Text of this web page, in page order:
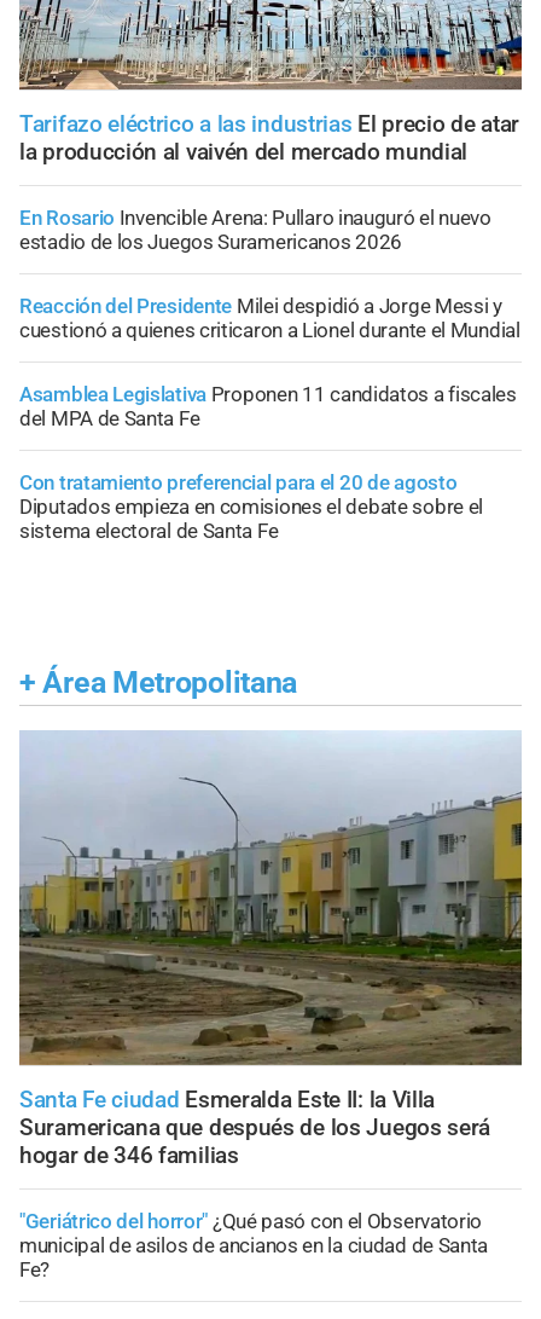
Tarifazo eléctrico a las industrias El precio de atar
la producción al vaivén del mercado mundial
En Rosario Invencible Arena: Pullaro inauguró el nuevo
estadio de los Juegos Suramericanos 2026
Reacción del Presidente Milei despidió a Jorge Messi y
cuestionó a quienes criticaron a Lionel durante el Mundial
Asamblea Legislativa Proponen 11 candidatos a fiscales
del MPA de Santa Fe
Con tratamiento preferencial para el 20 de agosto
Diputados empieza en comisiones el debate sobre el
sistema electoral de Santa Fe
+ Área Metropolitana
Santa Fe ciudad Esmeralda Este II: la Villa
Suramericana que después de los Juegos será
hogar de 346 familias
"Geriátrico del horror" ¿Qué pasó con el Observatorio
municipal de asilos de ancianos en la ciudad de Santa
Fe?